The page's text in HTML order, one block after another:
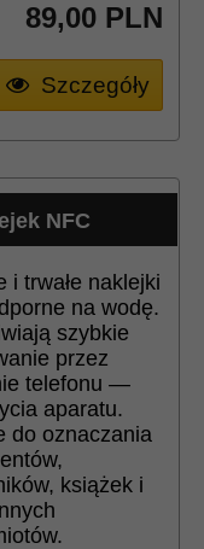
89,00 PLN
Szczegóły
NFC
i trwałe naklejki
na wodę.
szybkie
przez
telefonu —
aparatu.
do oznaczania
książek i